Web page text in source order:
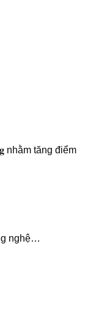
nhằm tăng điểm
nghệ…